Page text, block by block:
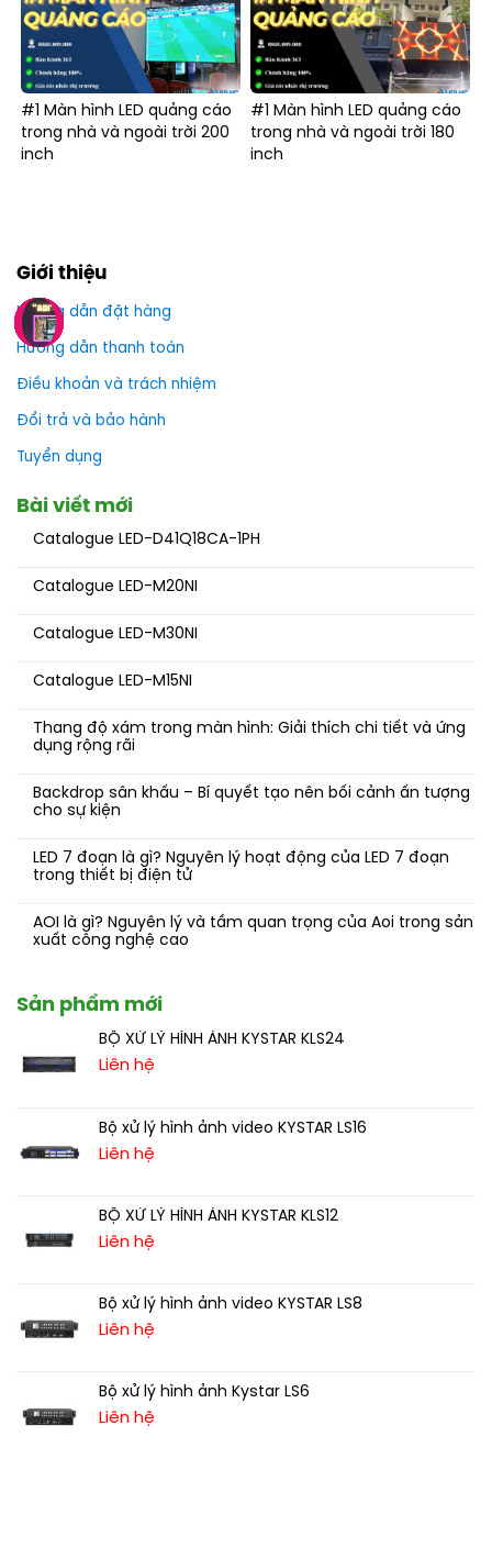
#1 Màn hình LED quảng cáo
trong nhà và ngoài trời 200
inch
#1 Màn hình LED quảng cáo
trong nhà và ngoài trời 180
inch
Giới thiệu
Hướng dẫn đặt hàng
Hướng dẫn thanh toán
Điều khoản và trách nhiệm
Đổi trả và bảo hành
Tuyển dụng
Bài viết mới
Catalogue LED-D41Q18CA-1PH
Catalogue LED-M20NI
Catalogue LED-M30NI
Catalogue LED-M15NI
Thang độ xám trong màn hình: Giải thích chi tiết và ứng
dụng rộng rãi
Backdrop sân khấu – Bí quyết tạo nên bối cảnh ấn tượng
cho sự kiện
LED 7 đoạn là gì? Nguyên lý hoạt động của LED 7 đoạn
trong thiết bị điện tử
AOI là gì? Nguyên lý và tầm quan trọng của Aoi trong sản
xuất công nghệ cao
Sản phẩm mới
BỘ XỬ LÝ HÌNH ẢNH KYSTAR KLS24
Liên hệ
Bộ xử lý hình ảnh video KYSTAR LS16
Liên hệ
BỘ XỬ LÝ HÌNH ẢNH KYSTAR KLS12
Liên hệ
Bộ xử lý hình ảnh video KYSTAR LS8
Liên hệ
Bộ xử lý hình ảnh Kystar LS6
Liên hệ